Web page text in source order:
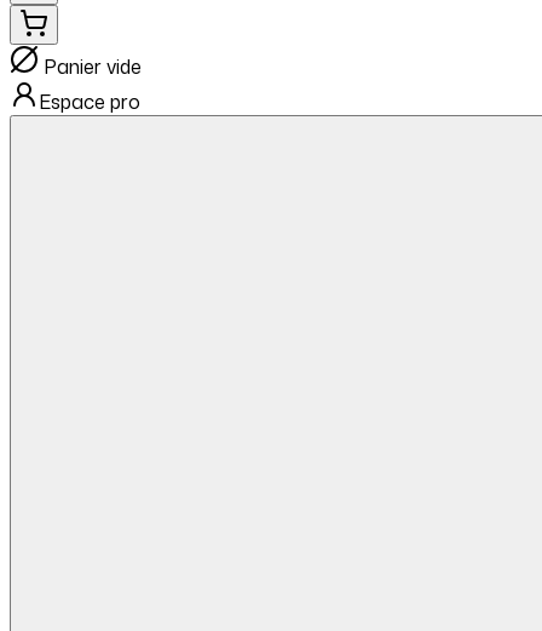
Panier vide
Espace pro